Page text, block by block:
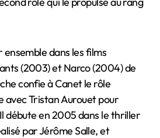
dans les films
(2003) et Narco (2004) de
confie à Canet le rôle
avec Tristan Aurouet pour
débute en 2005 dans le thriller
par Jérôme Salle, et